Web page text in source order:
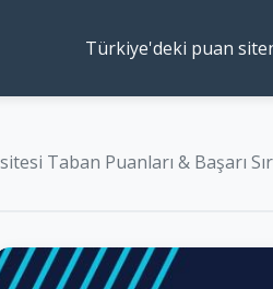
Türkiye'deki puan
Taban Puanları & Başarı